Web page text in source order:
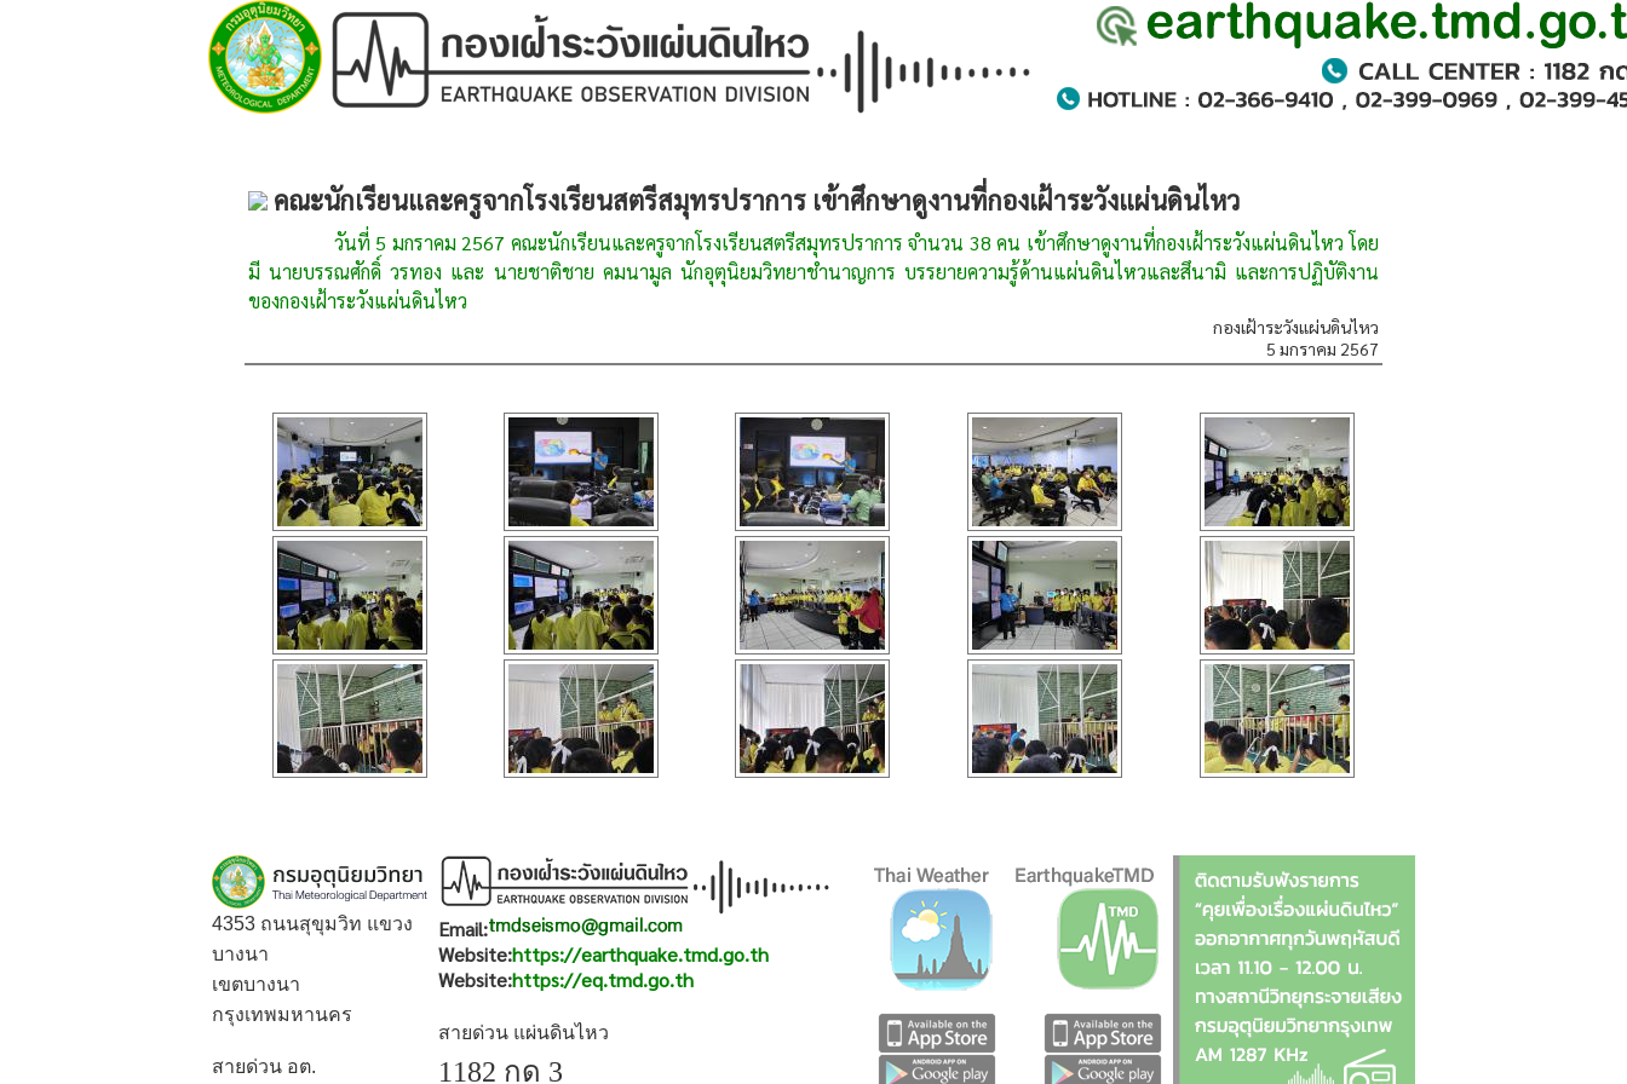
คณะนักเรียนและครูจากโรงเรียนสตรีสมุทรปราการ เข้าศึกษาดูงานที่กองเฝ้าระวังแผ่นดินไหว
วันที่ 5 มกราคม 2567 คณะนักเรียนและครูจากโรงเรียนสตรีสมุทรปราการ จำนวน 38 คน เข้าศึกษาดูงานที่กองเฝ้าระวังแผ่นดินไหว โดย
มี นายบรรณศักดิ์ วรทอง และ นายชาติชาย คมนามูล นักอุตุนิยมวิทยาชำนาญการ บรรยายความรู้ด้านแผ่นดินไหวและสึนามิ และการปฏิบัติงาน
ของกองเฝ้าระวังแผ่นดินไหว
กองเฝ้าระวังแผ่นดินไหว
5 มกราคม 2567
4353 ถนนสุขุมวิท แขวง
บางนา
เขตบางนา
กรุงเทพมหานคร
สายด่วน อต.
Email:
Website:https://earthquake.tmd.go.th
Website:https://eq.tmd.go.th
สายด่วน แผ่นดินไหว
1182 กด 3